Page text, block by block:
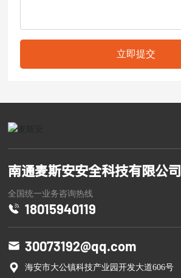
立即提交
南通麦斯安安全科技有限公司
全国统一业务咨询热线
18015940119
30073192@qq.com
海安市大公镇科技产业园开发大道606号